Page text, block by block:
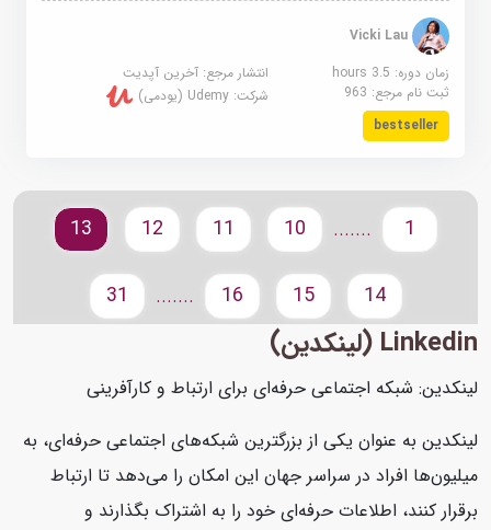
Vicki Lau
زمان دوره: 3.5 hours
انتشار مرجع:آخرین آپدیت
ثبت نام مرجع:963 شرکت:Udemy (یودمی)
bestseller
.......
10
11
12
13
14
15
16
.......
31
Linkedin (لینکدین)
لینکدین: شبکه اجتماعی حرفه‌ای برای ارتباط و کارآفرینی
لینکدین به عنوان یکی از بزرگترین شبکه‌های اجتماعی حرفه‌ای، به
میلیون‌ها افراد در سراسر جهان این امکان را می‌دهد تا ارتباط
برقرار کنند، اطلاعات حرفه‌ای خود را به اشتراک بگذارند و